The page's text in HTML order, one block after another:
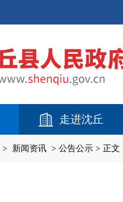
走进沈丘
> 新闻资讯 > 公告公示 > 正文